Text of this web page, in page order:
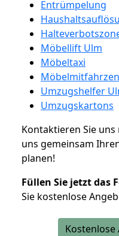
Entrümpelung
Möbellift Ulm
Möbeltaxi
Umzugshelfer
Umzugskartons
Kontaktieren Sie
uns gemeinsam
planen!
Füllen Sie jetzt das
Sie kostenlose